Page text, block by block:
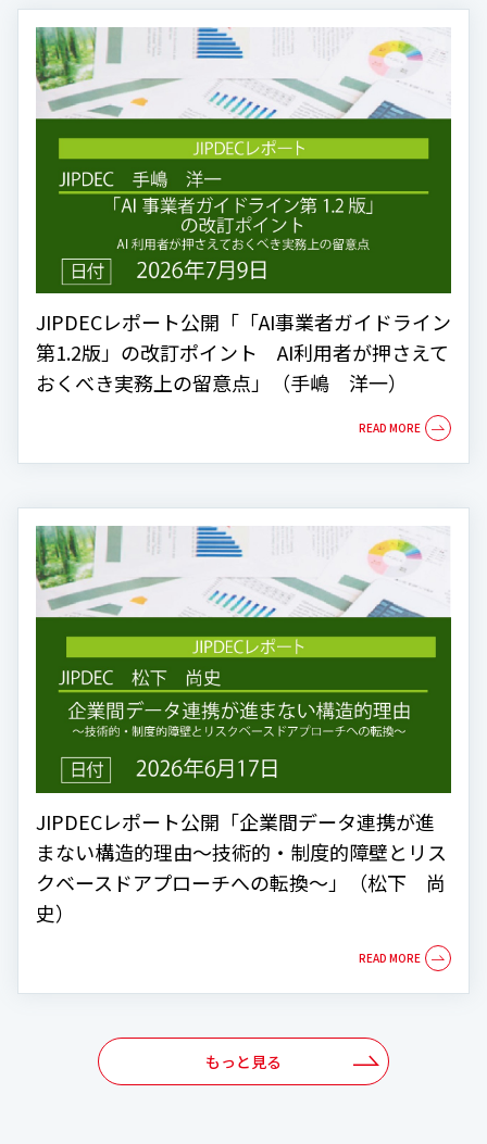
JIPDECレポート公開「「AI事業者ガイドライン
第1.2版」の改訂ポイント AI利用者が押さえて
おくべき実務上の留意点」（手嶋 洋一）
JIPDECレポート公開「企業間データ連携が進
まない構造的理由～技術的・制度的障壁とリス
クベースドアプローチへの転換～」（松下 尚
史）
もっと見る